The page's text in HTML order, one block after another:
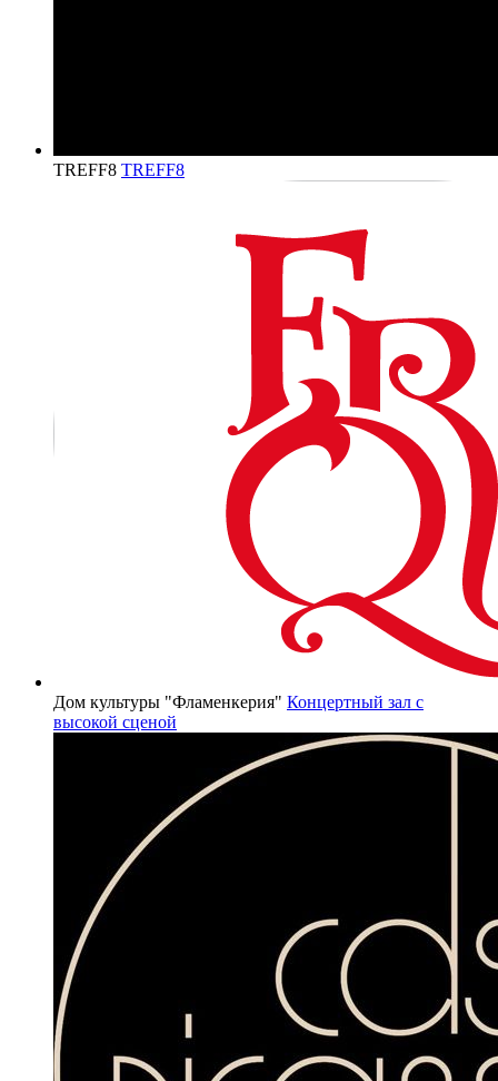
TREFF8 TREFF8
Дом культуры "Фламенкерия" Концертный зал с
высокой сценой